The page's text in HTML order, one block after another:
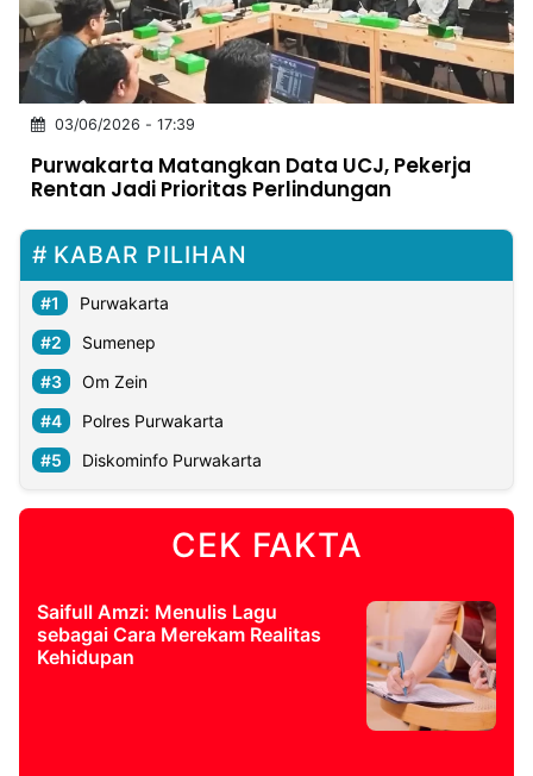
INDONESIA
Partner
Insight
NTB
Suara
Time
Lens
IDN
Daily
Jogja
Jalan
Rakyat
Idealita
News
Kita
Notice
Dinamikapost.com
Radar
Baru
Seedbacklink
Follow
Kabarbaru
Kabarbaru.co
2026
03/06/2026 - 17:39
Purwakarta Matangkan Data UCJ, Pekerja
Rentan Jadi Prioritas Perlindungan
KABAR PILIHAN
Purwakarta
Sumenep
Om Zein
Polres Purwakarta
Diskominfo Purwakarta
CEK FAKTA
Saifull Amzi: Menulis Lagu
sebagai Cara Merekam Realitas
Kehidupan